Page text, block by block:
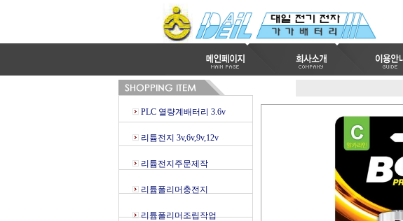
PLC 열량계배터리 3.6v
리튬전지 3v,6v,9v,12v
리튬전지주문제작
리튬폴리머충전지
리튬폴리머조립작업